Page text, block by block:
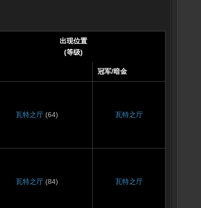
出现位置
(等级)
冠军/暗金
瓦特之厅(64) 瓦特之厅
瓦特之厅(84) 瓦特之厅